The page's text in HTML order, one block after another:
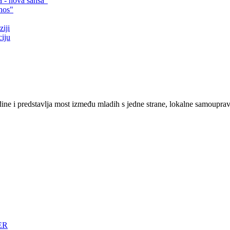
i predstavlja most između mladih s jedne strane, lokalne